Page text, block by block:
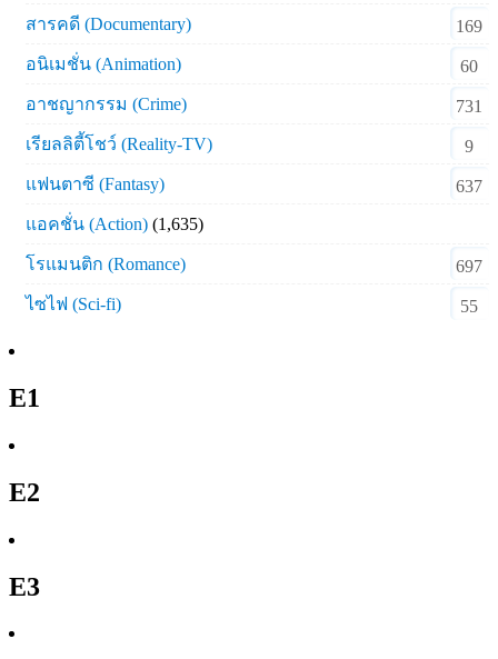
สารคดี (Documentary)
169
อนิเมชั่น (Animation)
60
อาชญากรรม (Crime)
731
เรียลลิตี้โชว์ (Reality-TV)
9
แฟนตาซี (Fantasy)
637
แอคชั่น (Action) (1,635)
โรแมนติก (Romance)
697
ไซไฟ (Sci-fi)
55
E1
E2
E3